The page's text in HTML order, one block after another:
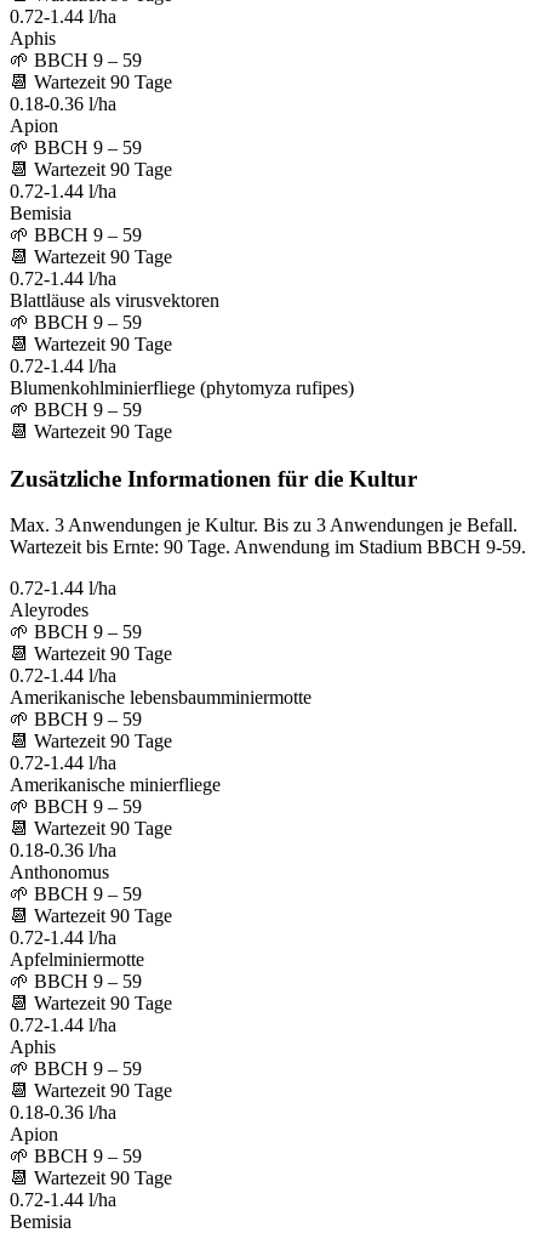
0.72-1.44 l/ha
Aphis
🌱 BBCH 9 – 59
📆 Wartezeit 90 Tage
0.18-0.36 l/ha
Apion
🌱 BBCH 9 – 59
📆 Wartezeit 90 Tage
0.72-1.44 l/ha
Bemisia
🌱 BBCH 9 – 59
📆 Wartezeit 90 Tage
0.72-1.44 l/ha
Blattläuse als virusvektoren
🌱 BBCH 9 – 59
📆 Wartezeit 90 Tage
0.72-1.44 l/ha
Blumenkohlminierfliege (phytomyza rufipes)
🌱 BBCH 9 – 59
📆 Wartezeit 90 Tage
Zusätzliche Informationen für die Kultur
Max. 3 Anwendungen je Kultur. Bis zu 3 Anwendungen je Befall.
Wartezeit bis Ernte: 90 Tage. Anwendung im Stadium BBCH 9-59.
0.72-1.44 l/ha
Aleyrodes
🌱 BBCH 9 – 59
📆 Wartezeit 90 Tage
0.72-1.44 l/ha
Amerikanische lebensbaumminiermotte
🌱 BBCH 9 – 59
📆 Wartezeit 90 Tage
0.72-1.44 l/ha
Amerikanische minierfliege
🌱 BBCH 9 – 59
📆 Wartezeit 90 Tage
0.18-0.36 l/ha
Anthonomus
🌱 BBCH 9 – 59
📆 Wartezeit 90 Tage
0.72-1.44 l/ha
Apfelminiermotte
🌱 BBCH 9 – 59
📆 Wartezeit 90 Tage
0.72-1.44 l/ha
Aphis
🌱 BBCH 9 – 59
📆 Wartezeit 90 Tage
0.18-0.36 l/ha
Apion
🌱 BBCH 9 – 59
📆 Wartezeit 90 Tage
0.72-1.44 l/ha
Bemisia